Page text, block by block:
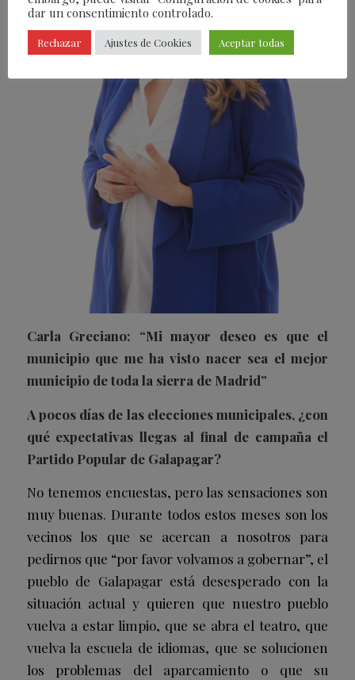
Carla Greciano: “Mi mayor deseo es que el
municipio que me ha visto nacer sea el mejor
municipio de toda la sierra de Madrid”
A pocos días de las elecciones municipales, ¿con
qué expectativas llegas al final de campaña el
Partido Popular de Galapagar?
No tenemos encuestas, pero las sensaciones son
muy buenas. Durante todos estos meses son los
vecinos los que se acercan a nosotros para
pedirnos que “por favor volvamos a gobernar”, el
pueblo de Galapagar está desesperado con la
situación actual y quieren que nuestro pueblo
vuelva a estar limpio, que se abra el teatro, que
vuelva la escuela de idiomas, que se solucionen
los problemas del aparcamiento o que su
dar un consentimiento controlado.
Rechazar Ajustes de Cookies Aceptar todas